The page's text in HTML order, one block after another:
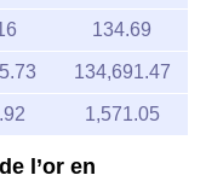
134.69
134,691.47
1,571.05
l’or en